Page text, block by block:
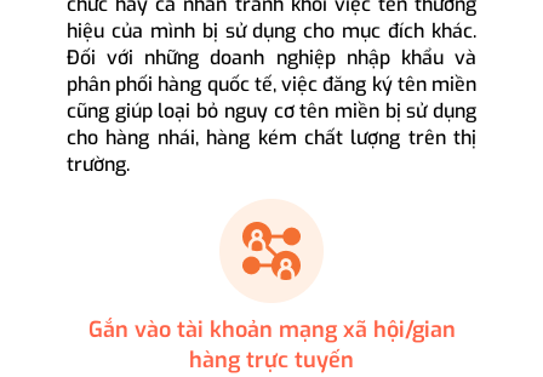
hiệu của mình bị sử dụng cho mục đích khác.
Đối với những doanh nghiệp nhập khẩu và
phân phối hàng quốc tế, việc đăng ký tên miền
cũng giúp loại bỏ nguy cơ tên miền bị sử dụng
cho hàng nhái, hàng kém chất lượng trên thị
trường.
Gắn vào tài khoản mạng xã hội/gian
hàng trực tuyến